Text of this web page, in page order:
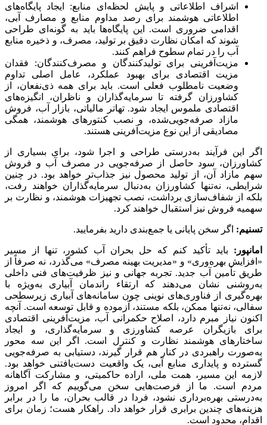
اشراف اطلاعاتی و پایش لحظه‌ای منابع: ایجاد پایگاه‌های
اطلاعاتی هوشمند برای رصد مداوم منابع و مصارف آبی،
اقدامی ضروری است. این پایگاه‌ها باید به گونه‌ای طراحی
شوند که امکان نظارت دقیق بر تولید، مصرف، و ذخیره منابع
آب را در تمام سطوح فراهم کنند.
مزیت‌آفرینی برای تولیدکنندگان و مصرف‌کنندگان: فقدان
مزیت اقتصادی برای بهبود عملکرد، عامل اصلی تداوم
وضعیت نامطلوب فعلی است. باید برای همه ذی‌نفعان، از
کشاورزان گرفته تا سرمایه‌گذاران و ناظران، انگیزه‌های
اقتصادی ملموس ایجاد شود. تهاتر مالیاتی، بازار آب، فروش
مازاد صرفه‌جویی‌شده، و نصب کنتورهای هوشمند، همگی
مصادیقی از این نوع مزیت‌آفرینی هستند.
اگر این فرآیند به‌درستی طراحی و اجرا شود، برای بسیاری از
کشاورزان، سود حاصل از صرفه‌جویی در مصرف آب و فروش
سهم مازاد آن، از تولید محصول نیز جذاب‌تر خواهد بود. در چنین
شرایطی، نه‌تنها کشاورزان به‌دنبال سرمایه‌گذاران خواهند رفت،
بلکه از شفاف‌سازی برداشت، نصب تجهیزات هوشمند، و نظارت بر
سهمیه فروش نیز استقبال خواهند کرد.
تسنیم: اگر سخن پایانی یا جمع‌بندی دارید بفرمایید.
امانپور: باید تأکید کنم که حل بحران آب کشور، تنها از مسیر
«افزایش بهره‌وری» و «مدیریت بهینه مصرف» می‌گذرد، نه صرفاً از
طریق تأمین آب جدید. تجربه جهانی و نیز ظرفیت‌های فنی داخلی
به‌روشنی نشان می‌دهند که ارتقاء راندمان آبیاری به‌ویژه با
بهره‌گیری از فناوری‌های نوینی چون سامانه‌های آبیاری زیرسطحی
سفالی، نه‌تنها ممکن، بلکه مستند، آزموده و قابل توسعه است. آنچه
اکنون نیاز مبرم دارد، اصلاح حکمرانی آب، مزیت‌آفرینی اقتصادی
برای بازیگران عرصه کشاورزی و سرمایه‌گذاری، و ایجاد
ساختارهای هوشمند نظارت و کنترل است. اگر این سه محور
به‌صورت راهبردی در کنار هم قرار گیرند، دستیابی به صرفه‌جویی
گسترده و پایداری منابع آبی، یک واقعیت دست‌یافتنی خواهد بود.
لازمه این مسیر، همت ملی، اراده حاکمیتی، و مشارکت آگاهانه
مردم است. ما از فرصت‌هایی سخن می‌گوییم که اگر امروز
به‌درستی بهره‌برداری نشود، فردا در قالب بحران، ما را در برابر
هزینه‌های چندین برابری قرار خواهد داد. راهکار هست؛ زمان برای
اقدام، محدود است.